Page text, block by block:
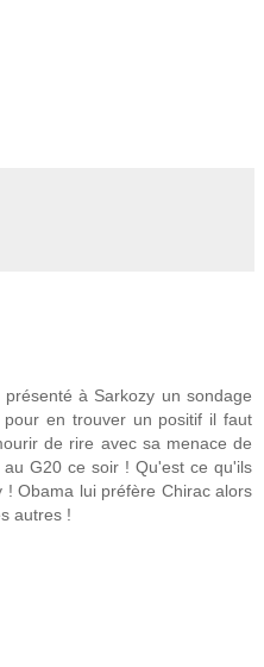
à Sarkozy un sondage
en trouver un positif il faut
de rire avec sa menace de
G20 ce soir ! Qu'est ce qu'ils
Obama lui préfère Chirac alors
autres !